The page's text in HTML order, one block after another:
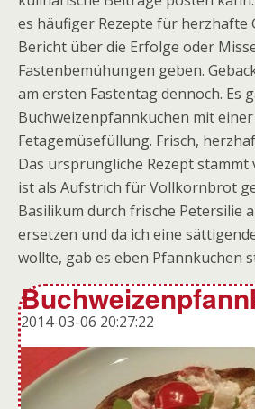
es häufiger Rezepte für herzhafte
Bericht über die Erfolge oder
Fastenbemühungen geben.
am ersten Fastentag dennoch. Es
Buchweizenpfannkuchen mit einer
Fetagemüsefüllung. Frisch,
Das ursprüngliche Rezept stammt
ist als Aufstrich für Vollkornbrot
Basilikum durch frische Petersilie
ersetzen und da ich eine
wollte, gab es eben Pfannkuchen
2014-03-06 20:27:22